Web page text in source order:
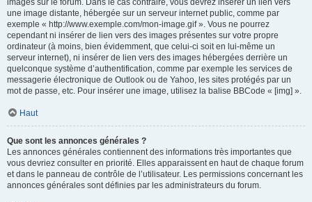
images sur le forum. Dans le cas contraire, vous devrez insérer un lien vers
une image distante, hébergée sur un serveur internet public, comme par
exemple « http://www.exemple.com/mon-image.gif ». Vous ne pourrez
cependant ni insérer de lien vers des images présentes sur votre propre
ordinateur (à moins, bien évidemment, que celui-ci soit en lui-même un
serveur internet), ni insérer de lien vers des images hébergées derrière un
quelconque système d’authentification, comme par exemple les services de
messagerie électronique de Outlook ou de Yahoo, les sites protégés par un
mot de passe, etc. Pour insérer une image, utilisez la balise BBCode « [img] ».
Haut
Que sont les annonces générales ?
Les annonces générales contiennent des informations très importantes que
vous devriez consulter en priorité. Elles apparaissent en haut de chaque forum
et dans le panneau de contrôle de l’utilisateur. Les permissions concernant les
annonces générales sont définies par les administrateurs du forum.